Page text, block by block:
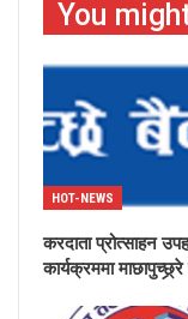
You
HOT-NEWS
करदाता प्रोत्साहन
कार्यक्रममा